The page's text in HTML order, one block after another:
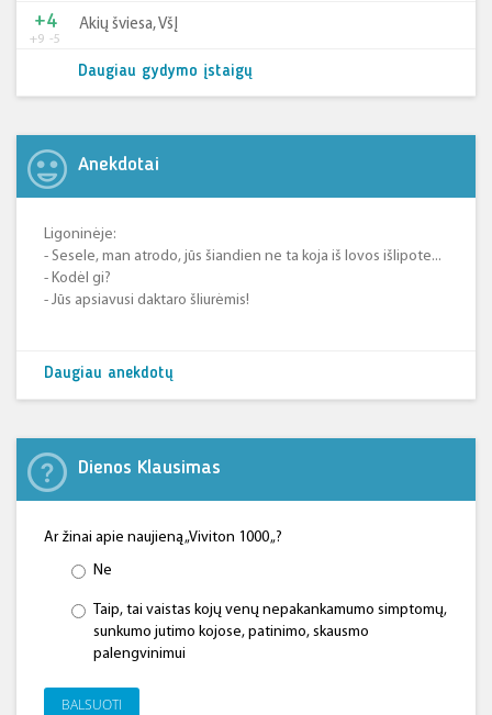
+9 -5
+4 Akių šviesa, VšĮ
Daugiau gydymo įstaigų
Anekdotai
Ligoninėje:
- Sesele, man atrodo, jūs šiandien ne ta koja iš lovos išlipote...
- Kodėl gi?
- Jūs apsiavusi daktaro šliurėmis!
Daugiau anekdotų
Dienos Klausimas
Ar žinai apie naujieną „Viviton 1000 „?
Ne
Taip, tai vaistas kojų venų nepakankamumo simptomų,
sunkumo jutimo kojose, patinimo, skausmo
palengvinimui
BALSUOTI